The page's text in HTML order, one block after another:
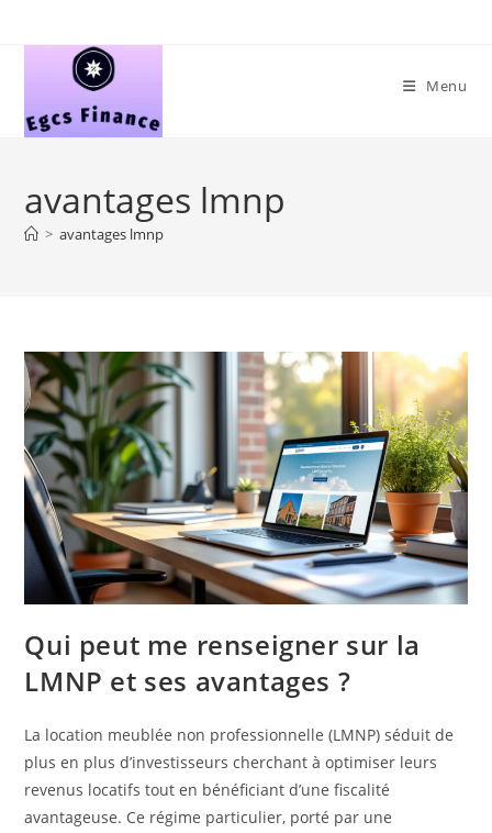
Menu
avantages lmnp
> avantages lmnp
Qui peut me renseigner sur la
LMNP et ses avantages ?
La location meublée non professionnelle (LMNP) séduit de
plus en plus d’investisseurs cherchant à optimiser leurs
revenus locatifs tout en bénéficiant d’une fiscalité
avantageuse. Ce régime particulier, porté par une